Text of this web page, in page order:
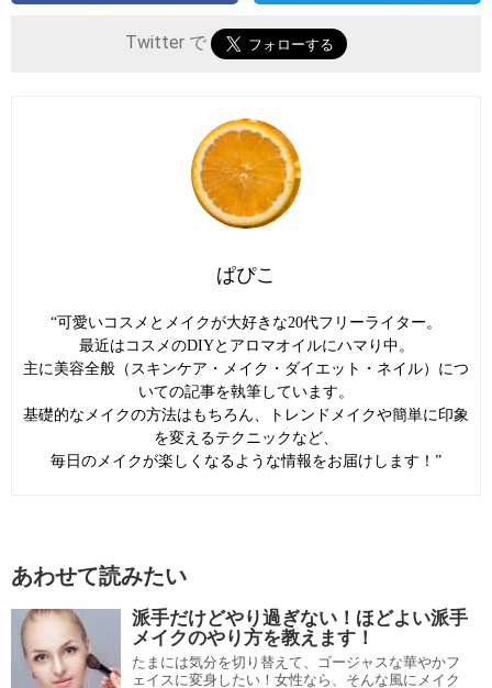
Twitter で
ぱぴこ
“可愛いコスメとメイクが大好きな20代フリーライター。
最近はコスメのDIYとアロマオイルにハマり中。
主に美容全般（スキンケア・メイク・ダイエット・ネイル）につ
いての記事を執筆しています。
基礎的なメイクの方法はもちろん、トレンドメイクや簡単に印象
を変えるテクニックなど、
毎日のメイクが楽しくなるような情報をお届けします！”
あわせて読みたい
派手だけどやり過ぎない！ほどよい派手
メイクのやり方を教えます！
たまには気分を切り替えて、ゴージャスな華やかフ
ェイスに変身したい！女性なら、そんな風にメイク